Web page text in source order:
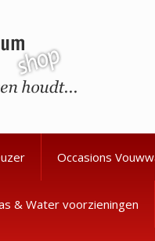
Occasions
& Water voorzieningen